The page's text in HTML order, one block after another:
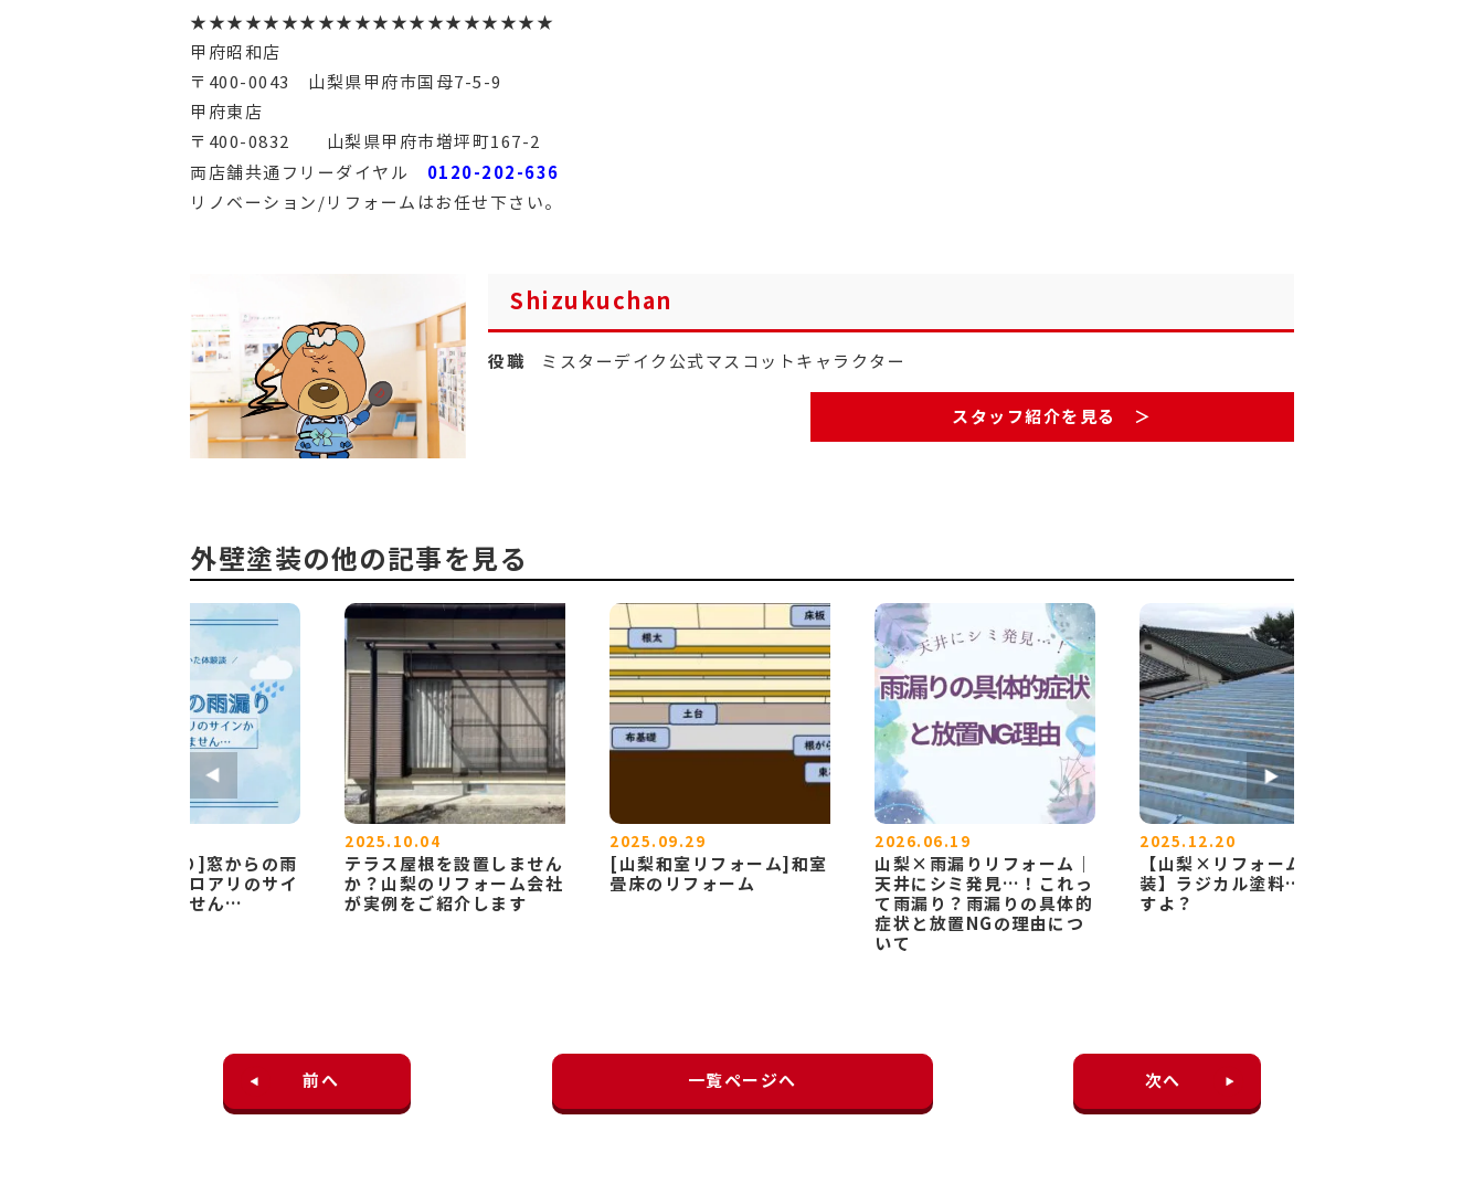
★★★★★★★★★★★★★★★★★★★★
甲府昭和店
〒400-0043 山梨県甲府市国母7-5-9
甲府東店
〒400-0832 山梨県甲府市増坪町167-2
両店舗共通フリーダイヤル 0120-202-636
リノベーション/リフォームはお任せ下さい。
Shizukuchan
役職 ミスターデイク公式マスコットキャラクター
スタッフ紹介を見る ＞
外壁塗装の他の記事を見る
[山梨×雨漏り]窓からの雨
漏り、実はシロアリのサイ
ンかもしれません…
2025.10.04
テラス屋根を設置しません
か？山梨のリフォーム会社
が実例をご紹介します
2025.09.29
[山梨和室リフォーム]和室
畳床のリフォーム
2026.06.19
山梨×雨漏りリフォーム｜
天井にシミ発見…！これっ
て雨漏り？雨漏りの具体的
症状と放置NGの理由につ
いて
2025.12.20
【山梨×リフォーム×塗
装】ラジカル塗料…いいで
すよ？
前へ 一覧ページへ 次へ